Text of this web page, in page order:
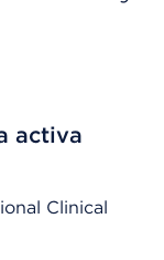
activa
Clinical